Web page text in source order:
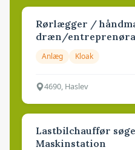
Rørlægger /
dræn/
Anlæg Kloak
4690, Haslev
Lastbilchauffør
Maskinstation